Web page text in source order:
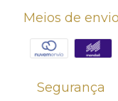
Meios de envio
Segurança